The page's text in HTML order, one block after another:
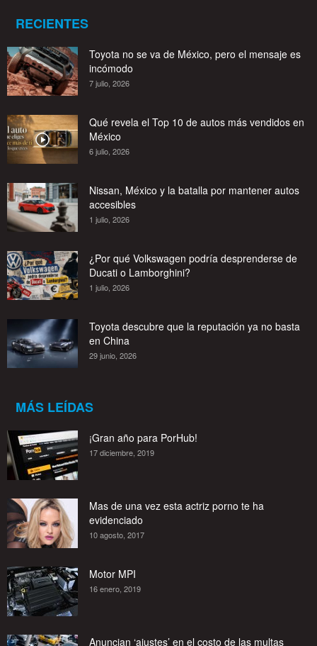
RECIENTES
Toyota no se va de México, pero el mensaje es
incómodo
7 julio, 2026
Qué revela el Top 10 de autos más vendidos en
México
6 julio, 2026
Nissan, México y la batalla por mantener autos
accesibles
1 julio, 2026
¿Por qué Volkswagen podría desprenderse de
Ducati o Lamborghini?
1 julio, 2026
Toyota descubre que la reputación ya no basta
en China
29 junio, 2026
MÁS LEÍDAS
¡Gran año para PorHub!
17 diciembre, 2019
Mas de una vez esta actriz porno te ha
evidenciado
10 agosto, 2017
Motor MPI
16 enero, 2019
Anuncian ‘ajustes’ en el costo de las multas